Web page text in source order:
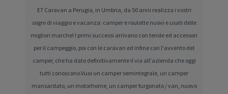
E7 Caravan a Perugia, in Umbria, da 50 anni realizza i vostri
sogni di viaggio e vacanza: camper e roulotte nuovi e usati delle
migliori marche! I primi successi arrivano con tende ed accessori
per il campeggio, poi con le caravan ed infine con l'avvento del
camper, che ha dato definitivamente il via all'azienda che oggi
tutti conoscono.Vuoi un camper semintegrale, un camper
mansardato, un motorhome, un camper furgonato / van, nuovo